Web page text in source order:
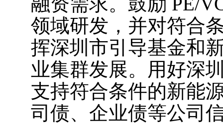
领域研发，并对符合
挥深圳市引导基金和
业集群发展。用好深
支持符合条件的新能
司债、企业债等公司